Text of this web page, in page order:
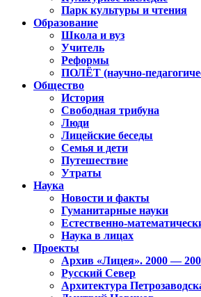
Парк культуры и чтения
Образование
Школа и вуз
Учитель
Реформы
ПОЛЁТ (научно-
Общество
История
Свободная трибуна
Люди
Лицейские беседы
Семья и дети
Путешествие
Утраты
Наука
Новости и факты
Гуманитарные науки
Естественно-
Наука в лицах
Проекты
Архив «Лицея». 2000 —
Русский Север
Архитектура